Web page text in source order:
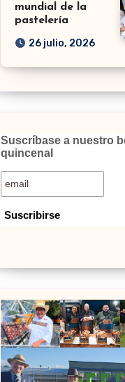
mundial de la
pastelería
26 julio, 2026
Suscríbase a nuestro
quincenal